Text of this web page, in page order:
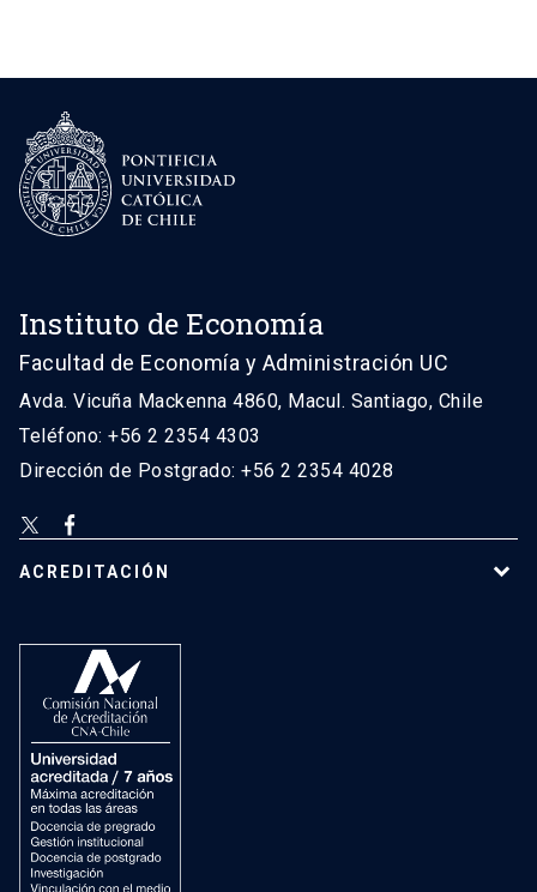
Instituto de Economía
Facultad de Economía y Administración UC
Avda. Vicuña Mackenna 4860, Macul. Santiago, Chile
Teléfono: +56 2 2354 4303
Dirección de Postgrado: +56 2 2354 4028
ACREDITACIÓN